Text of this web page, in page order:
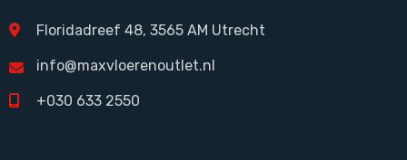
Floridadreef 48, 3565 AM Utrecht
info@maxvloerenoutlet.nl
+030 633 2550